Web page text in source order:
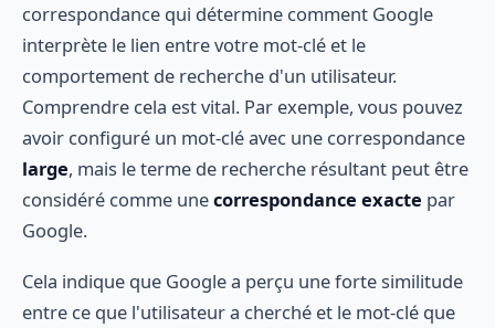
correspondance qui détermine comment Google
interprète le lien entre votre mot-clé et le
comportement de recherche d'un utilisateur.
Comprendre cela est vital. Par exemple, vous pouvez
avoir configuré un mot-clé avec une correspondance
large, mais le terme de recherche résultant peut être
considéré comme unecorrespondance exacte par
Google.
Cela indique que Google a perçu une forte similitude
entre ce que l'utilisateur a cherché et le mot-clé que